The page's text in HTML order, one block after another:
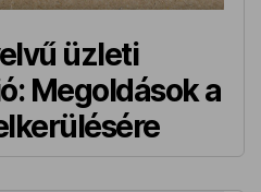
üzleti
Megoldások a